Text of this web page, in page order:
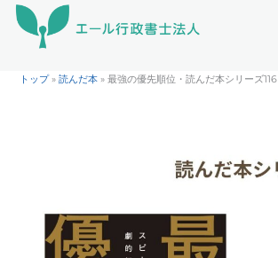
トップ»読んだ本 »最強の優先順位・読んだ本シリーズ116